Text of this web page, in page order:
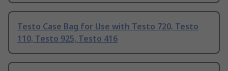
Testo Case Bag for Use with Testo 720, Testo
110, Testo 925, Testo 416